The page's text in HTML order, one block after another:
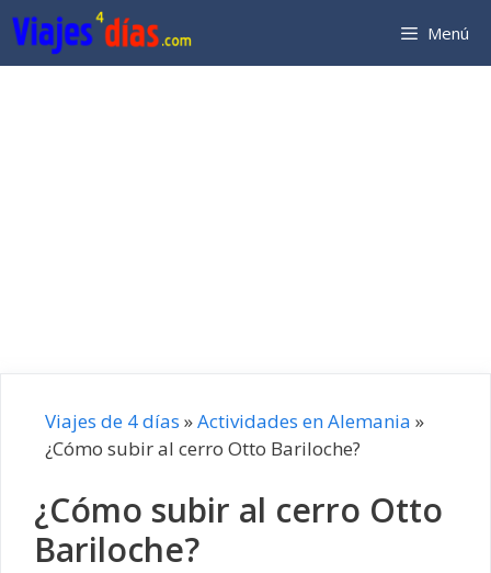
Saltar
al
contenido
Menú
Viajes de 4 días »Actividades en Alemania »
¿Cómo subir al cerro Otto Bariloche?
¿Cómo subir al cerro Otto
Bariloche?